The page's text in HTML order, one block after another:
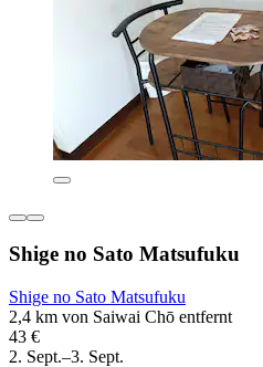
Shige no Sato Matsufuku
Shige no Sato Matsufuku
2,4 km von Saiwai Chō entfernt
43 €
2. Sept.–3. Sept.